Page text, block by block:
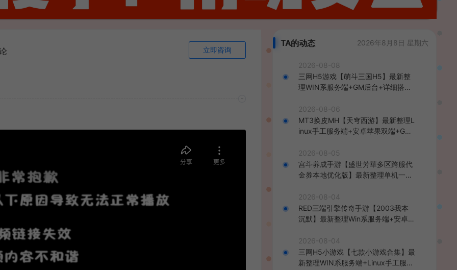
立即咨询
TA的动态 2026年8月8日 星期六
2026-08-08
三网H5游戏【萌斗三国H5】最新整
理WIN系服务端+GM后台+详细搭建
2026-08-06
MT3换皮MH【天穹西游】最新整理L
inux手工服务端+安卓苹果双端+GM
教程
2026-08-05
宫斗养成手游【盛世芳華多区跨服代
金券本地优化版】最新整理单机一键
后台+安卓+详细搭建教程
2026-08-04
RED三端引擎传奇手游【2003我本
沉默】最新整理Win系服务端+安卓苹
2026-08-04
三网H5小游戏【七款小游戏合集】最
新整理WIN系服务端+Linux手工服务